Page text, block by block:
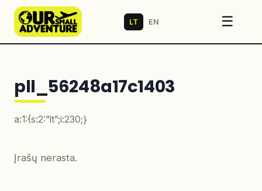
LT EN ☰
pll_56248a17c1403
a:1:{s:2:”lt”;i:230;}
Įrašų nerasta.